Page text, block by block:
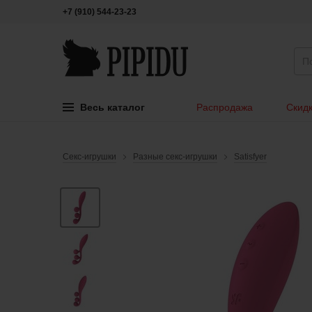
+7 (910) 544-23-23
Весь каталог Распродажа
Секс-игрушки Разные секс-игрушки Satisfyer